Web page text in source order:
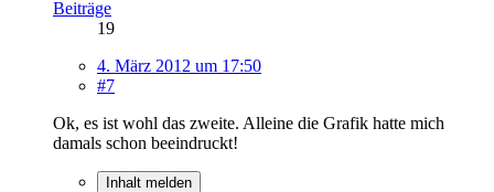
Beiträge
19
4. März 2012 um 17:50
#7
Ok, es ist wohl das zweite. Alleine die Grafik hatte mich
damals schon beeindruckt!
Inhalt melden